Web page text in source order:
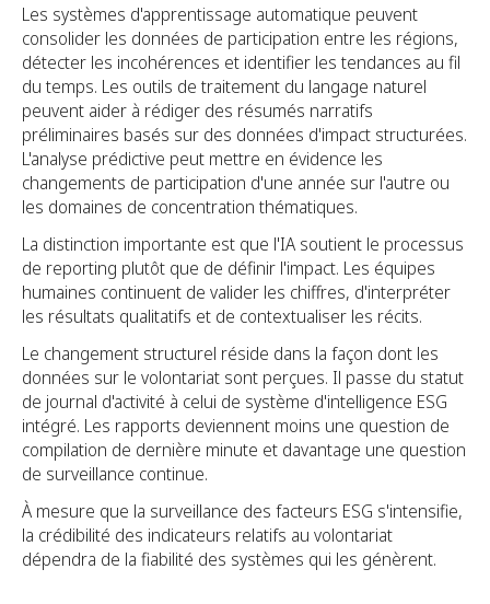
Les systèmes d'apprentissage automatique peuvent
consolider les données de participation entre les régions,
détecter les incohérences et identifier les tendances au fil
du temps. Les outils de traitement du langage naturel
peuvent aider à rédiger des résumés narratifs
préliminaires basés sur des données d'impact structurées.
L'analyse prédictive peut mettre en évidence les
changements de participation d'une année sur l'autre ou
les domaines de concentration thématiques.
La distinction importante est que l'IA soutient le processus
de reporting plutôt que de définir l'impact. Les équipes
humaines continuent de valider les chiffres, d'interpréter
les résultats qualitatifs et de contextualiser les récits.
Le changement structurel réside dans la façon dont les
données sur le volontariat sont perçues. Il passe du statut
de journal d'activité à celui de système d'intelligence ESG
intégré. Les rapports deviennent moins une question de
compilation de dernière minute et davantage une question
de surveillance continue.
À mesure que la surveillance des facteurs ESG s'intensifie,
la crédibilité des indicateurs relatifs au volontariat
dépendra de la fiabilité des systèmes qui les génèrent.